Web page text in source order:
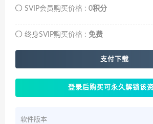
SVIP会员购买价格 : 0积分
终身SVIP购买价格 : 免费
支付下载
登录后购买可永久解锁该
软件版本